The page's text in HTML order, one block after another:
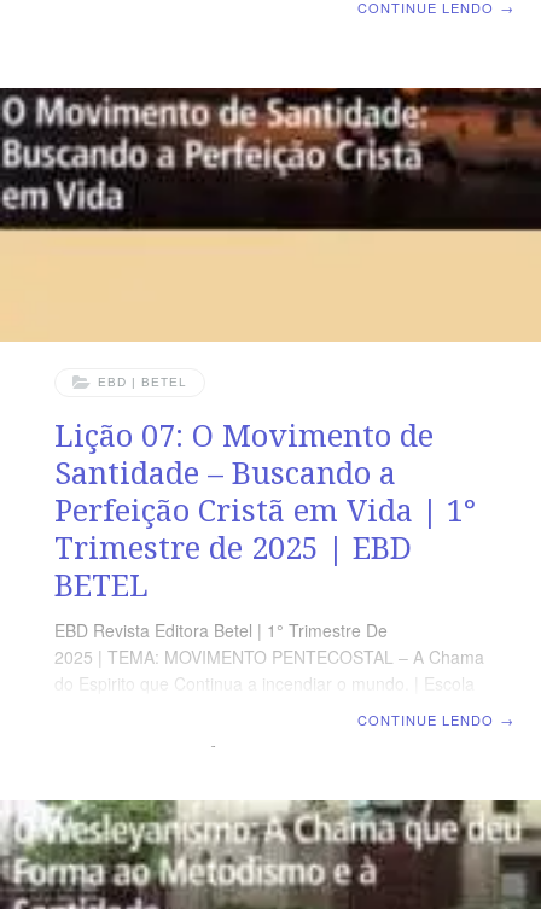
Jeremias 29.13 VERDADE APLICADA É preciso clamar
ao Senhor por um avivamento espiritual que resulte em
renovação e transformação, para a glória de Deus.
OBJETIVOS DA LIÇÃO Conhecer a história do
avivamento da rua
CONTINUE LENDO →
EBD | BETEL
Lição 07: O Movimento de
Santidade – Buscando a
Perfeição Cristã em Vida | 1°
Trimestre de 2025 | EBD
BETEL
EBD Revista Editora Betel | 1° Trimestre De
2025 | TEMA: MOVIMENTO PENTECOSTAL – A Chama
do Espirito que Continua a incendiar o mundo. | Escola
Mateus 28.19 VERDADE APLICADA Mesmo após a
experiência do batismo no Espírito Santo, o discípulo de
Cristo deve perseverar em oração e vigilância no
combate à frieza espiritual. OBJETIVOS DA LIÇÃO
CONTINUE LENDO →